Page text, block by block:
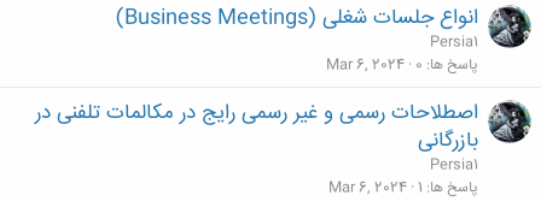
انواع جلسات شغلی (Business Meetings)
Persia1
پاسخ ها 0
Mar 6, 2024
اصطلاحات رسمی و غیر رسمی رایج در مکالمات تلفنی در
بازرگانی
Persia1
پاسخ ها 1
Mar 6, 2024